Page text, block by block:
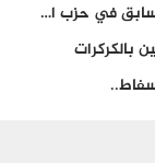
استنفار امني بعد العثور على جثة عضو سابق في حزب المصباح بالقنيطرة..